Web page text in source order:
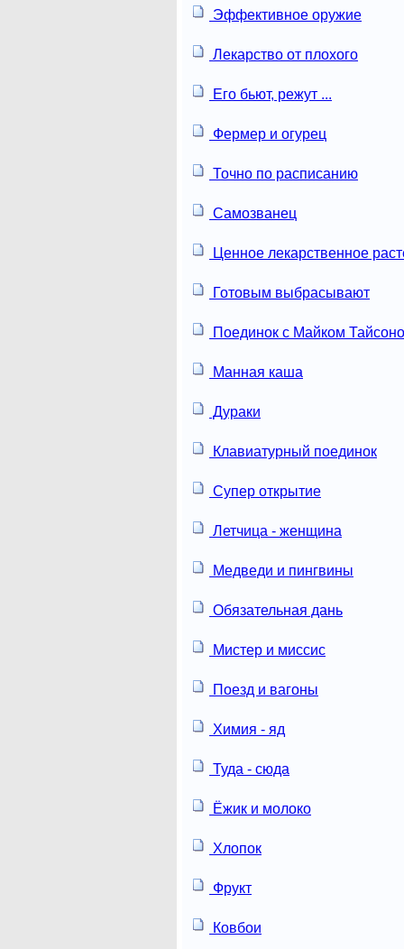
Эффективное оружие
Лекарство от плохого
Его бьют, режут ...
Фермер и огурец
Точно по расписанию
Самозванец
Ценное лекарственное
Готовым выбрасывают
Поединок с Майком
Манная каша
Дураки
Клавиатурный поединок
Супер открытие
Летчица - женщина
Медведи и пингвины
Обязательная дань
Мистер и миссис
Поезд и вагоны
Химия - яд
Туда - сюда
Ёжик и молоко
Хлопок
Фрукт
Ковбои